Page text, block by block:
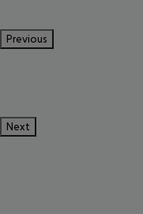
Previous
Next